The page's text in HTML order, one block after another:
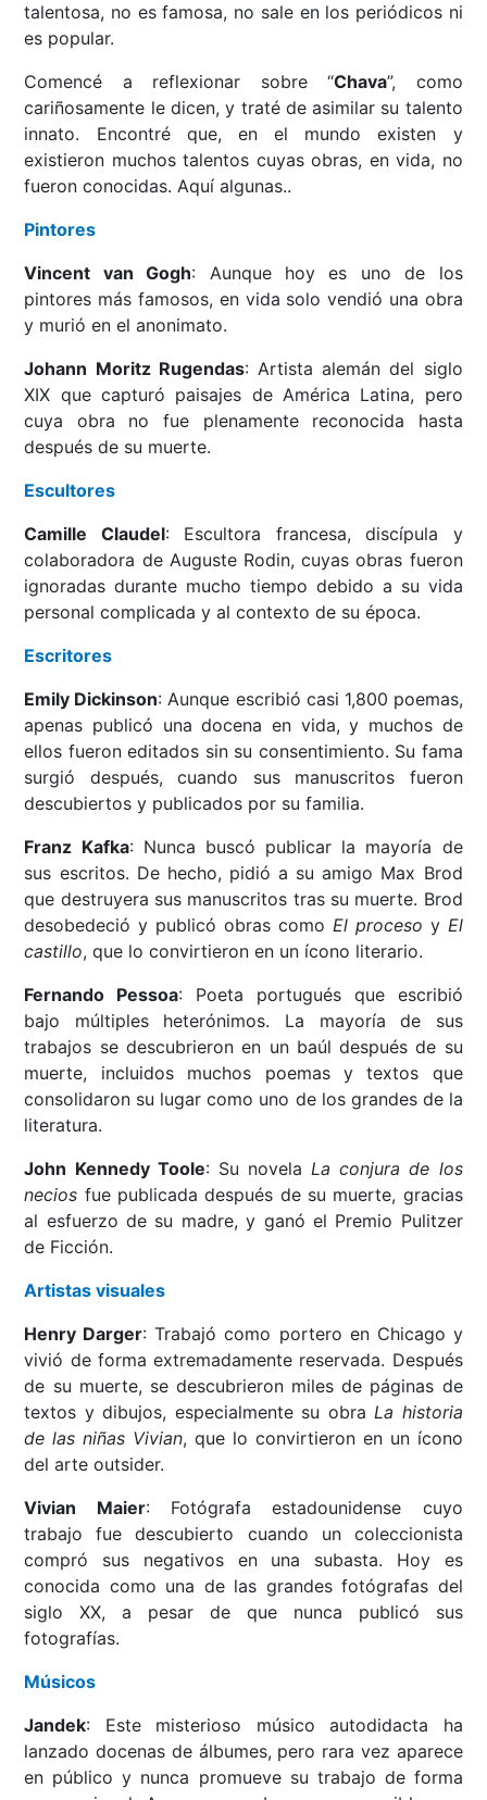
talentosa, no es famosa, no sale en los periódicos ni
es popular.
Comencé a reflexionar sobre “Chava”, como
cariñosamente le dicen, y traté de asimilar su talento
innato. Encontré que, en el mundo existen y
existieron muchos talentos cuyas obras, en vida, no
fueron conocidas. Aquí algunas..
Pintores
Vincent van Gogh: Aunque hoy es uno de los
pintores más famosos, en vida solo vendió una obra
y murió en el anonimato.
Johann Moritz Rugendas: Artista alemán del siglo
XIX que capturó paisajes de América Latina, pero
cuya obra no fue plenamente reconocida hasta
después de su muerte.
Escultores
Camille Claudel: Escultora francesa, discípula y
colaboradora de Auguste Rodin, cuyas obras fueron
ignoradas durante mucho tiempo debido a su vida
personal complicada y al contexto de su época.
Escritores
Emily Dickinson: Aunque escribió casi 1,800 poemas,
apenas publicó una docena en vida, y muchos de
ellos fueron editados sin su consentimiento. Su fama
surgió después, cuando sus manuscritos fueron
descubiertos y publicados por su familia.
Franz Kafka: Nunca buscó publicar la mayoría de
sus escritos. De hecho, pidió a su amigo Max Brod
que destruyera sus manuscritos tras su muerte. Brod
desobedeció y publicó obras como El proceso y El
castillo, que lo convirtieron en un ícono literario.
Fernando Pessoa: Poeta portugués que escribió
bajo múltiples heterónimos. La mayoría de sus
trabajos se descubrieron en un baúl después de su
muerte, incluidos muchos poemas y textos que
consolidaron su lugar como uno de los grandes de la
literatura.
John Kennedy Toole: Su novelaLa conjura de los
necios fue publicada después de su muerte, gracias
al esfuerzo de su madre, y ganó el Premio Pulitzer
de Ficción.
Artistas visuales
Henry Darger: Trabajó como portero en Chicago y
vivió de forma extremadamente reservada. Después
de su muerte, se descubrieron miles de páginas de
textos y dibujos, especialmente su obraLa historia
de las niñas Vivian, que lo convirtieron en un ícono
del arte outsider.
Vivian Maier: Fotógrafa estadounidense cuyo
trabajo fue descubierto cuando un coleccionista
compró sus negativos en una subasta. Hoy es
conocida como una de las grandes fotógrafas del
siglo XX, a pesar de que nunca publicó sus
fotografías.
Músicos
Jandek: Este misterioso músico autodidacta ha
lanzado docenas de álbumes, pero rara vez aparece
en público y nunca promueve su trabajo de forma